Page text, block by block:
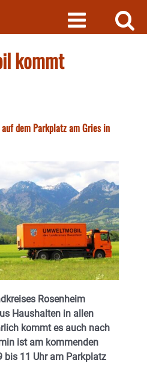
kommt
dem Parkplatz am Gries in
Rosenheim
Haushalten in allen
kommt es auch nach
ist am kommenden
bis 11 Uhr am Parkplatz